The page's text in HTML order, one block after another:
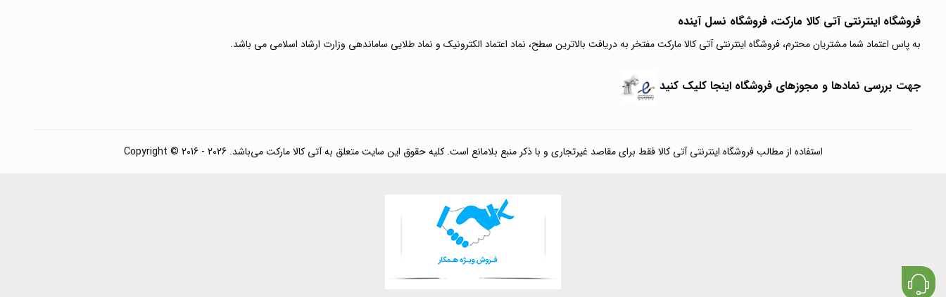
فروشگاه اینترنتی آتی‌ کالا مارکت، فروشگاه نسل آینده
به پاس اعتماد شما مشتریان محترم، فروشگاه اینترنتی آتی کالا مارکت مفتخر به دریافت بالاترین سطح، نماد اعتماد الکترونیک و نماد طلایی ساماندهی وزارت ارشاد اسلامی می باشد.
جهت بررسی نمادها و مجوزهای فروشگاه اینجا کلیک کنید
استفاده از مطالب فروشگاه اینترنتی آتی کالا فقط برای مقاصد غیرتجاری و با ذکر منبع بلامانع است. کلیه حقوق این سایت متعلق به آتی کالا مارکت می‌باشد. Copyright © 2016 - 2026